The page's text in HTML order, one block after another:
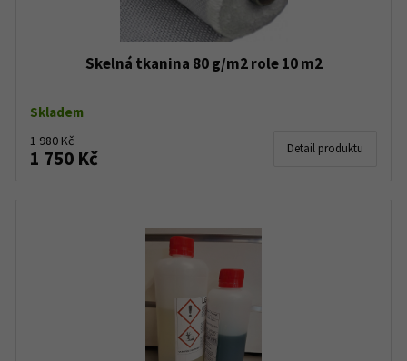
Skelná tkanina 80 g/m2 role 10 m2
Skladem
1 980 Kč
1 750 Kč Detail produktu